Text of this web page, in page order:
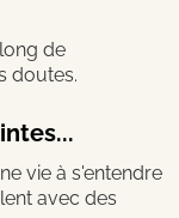
de
doutes.
vie à s'entendre
avec des